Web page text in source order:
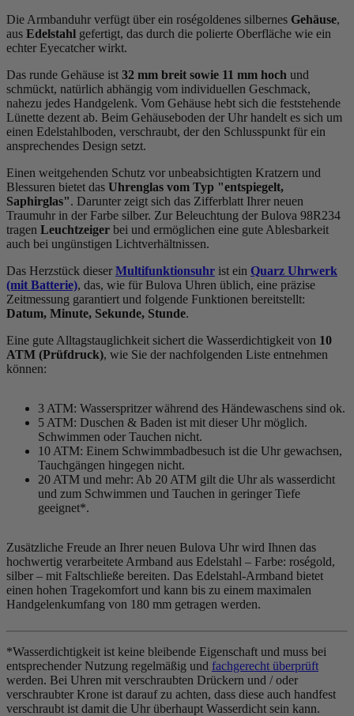
Die Armbanduhr verfügt über ein roségoldenes silbernes Gehäuse,
aus Edelstahl gefertigt, das durch die polierte Oberfläche wie ein
echter Eyecatcher wirkt.
Das runde Gehäuse ist 32 mm breit sowie 11 mm hoch und
schmückt, natürlich abhängig vom individuellen Geschmack,
nahezu jedes Handgelenk. Vom Gehäuse hebt sich die feststehende
Lünette dezent ab. Beim Gehäuseboden der Uhr handelt es sich um
einen Edelstahlboden, verschraubt, der den Schlusspunkt für ein
ansprechendes Design setzt.
Einen weitgehenden Schutz vor unbeabsichtigten Kratzern und
Blessuren bietet das Uhrenglas vom Typ "entspiegelt,
Saphirglas". Darunter zeigt sich das Zifferblatt Ihrer neuen
Traumuhr in der Farbe silber. Zur Beleuchtung der Bulova 98R234
tragen Leuchtzeiger bei und ermöglichen eine gute Ablesbarkeit
auch bei ungünstigen Lichtverhältnissen.
Das Herzstück dieser Multifunktionsuhr ist ein Quarz Uhrwerk
(mit Batterie), das, wie für Bulova Uhren üblich, eine präzise
Zeitmessung garantiert und folgende Funktionen bereitstellt:
Datum, Minute, Sekunde, Stunde.
Eine gute Alltagstauglichkeit sichert die Wasserdichtigkeit von 10
ATM (Prüfdruck), wie Sie der nachfolgenden Liste entnehmen
können:
3 ATM: Wasserspritzer während des Händewaschens sind ok.
5 ATM: Duschen & Baden ist mit dieser Uhr möglich.
Schwimmen oder Tauchen nicht.
10 ATM: Einem Schwimmbadbesuch ist die Uhr gewachsen,
Tauchgängen hingegen nicht.
20 ATM und mehr: Ab 20 ATM gilt die Uhr als wasserdicht
und zum Schwimmen und Tauchen in geringer Tiefe
geeignet*.
Zusätzliche Freude an Ihrer neuen Bulova Uhr wird Ihnen das
hochwertig verarbeitete Armband aus Edelstahl – Farbe: roségold,
silber – mit Faltschließe bereiten. Das Edelstahl-Armband bietet
einen hohen Tragekomfort und kann bis zu einem maximalen
Handgelenkumfang von 180 mm getragen werden.
*Wasserdichtigkeit ist keine bleibende Eigenschaft und muss bei
entsprechender Nutzung regelmäßig und fachgerecht überprüft
werden. Bei Uhren mit verschraubten Drückern und / oder
verschraubter Krone ist darauf zu achten, dass diese auch handfest
verschraubt ist damit die Uhr überhaupt Wasserdicht sein kann.